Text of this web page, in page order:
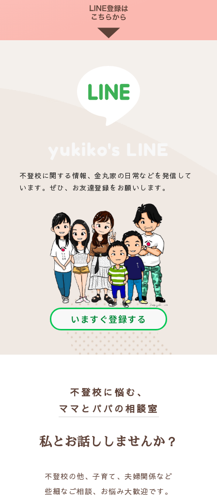
不登校に関する情報、金丸家の日常などを発信して
います。ぜひ、お友達登録をお願いします。
いますぐ登録する
不登校に悩む、
ママとパパの相談室
私とお話ししませんか？
不登校の他、子育て、夫婦関係など
些細なご相談、お悩み大歓迎です。